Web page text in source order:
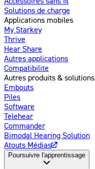
Solutions de charge
Applications mobiles
My Starkey
Thrive
Hear Share
Autres applications
Compatibilite
Autres produits & solutions
Embouts
Piles
Software
Telehear
Commander
Bimodal Hearing Solution
Atouts Médias
Poursuivre l'apprentissage